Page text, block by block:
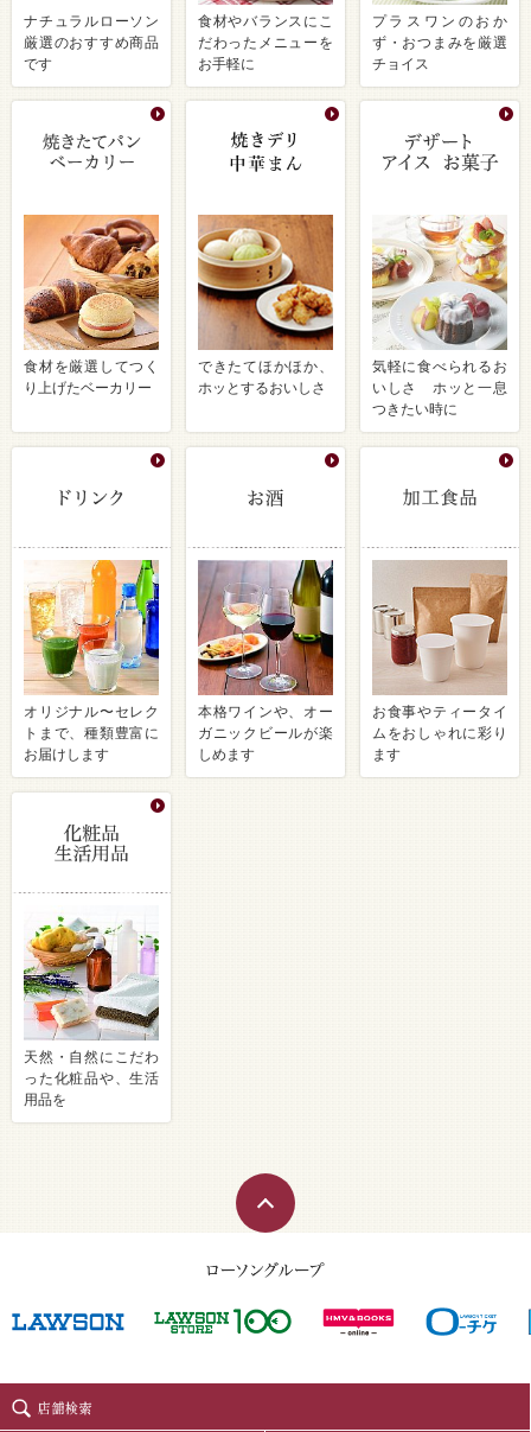
ナチュラルローソン
厳選のおすすめ商品
です
食材やバランスにこ
だわったメニューを
お手軽に
プラスワンのおか
ず・おつまみを厳選
チョイス
食材を厳選してつく
り上げたベーカリー
できたてほかほか、
ホッとするおいしさ
気軽に食べられるお
いしさ ホッと一息
つきたい時に
オリジナル〜セレク
トまで、種類豊富に
お届けします
本格ワインや、オー
ガニックビールが楽
しめます
お食事やティータイ
ムをおしゃれに彩り
ます
天然・自然にこだわ
った化粧品や、生活
用品を